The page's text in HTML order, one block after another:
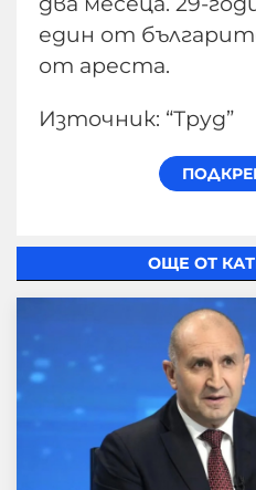
един от
от ареста.
Източник: “Труд”
ОЩЕ ОТ